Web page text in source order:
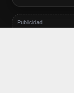
Publicidad